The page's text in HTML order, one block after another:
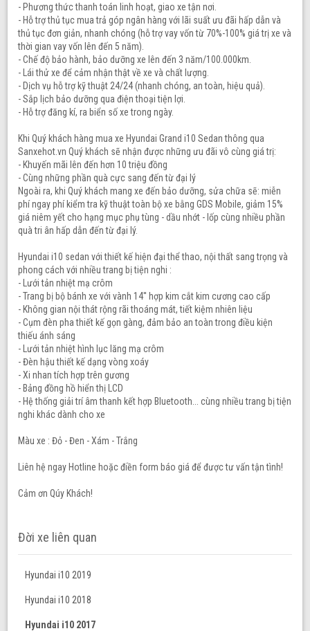
- Phương thức thanh toán linh hoạt, giao xe tận nơi.
- Hỗ trợ thủ tục mua trả góp ngân hàng với lãi suất ưu đãi hấp dẫn và
thủ tục đơn giản, nhanh chóng (hỗ trợ vay vốn từ 70%-100% giá trị xe và
thời gian vay vốn lên đến 5 năm).
- Chế độ bảo hành, bảo dưỡng xe lên đến 3 năm/100.000km.
- Lái thử xe để cảm nhận thật về xe và chất lượng.
- Dịch vụ hỗ trợ kỹ thuật 24/24 (nhanh chóng, an toàn, hiệu quả).
- Sắp lịch bảo dưỡng qua điện thoại tiện lợi.
- Hỗ trợ đăng kí, ra biển số xe trong ngày.
Khi Quý khách hàng mua xe Hyundai Grand i10 Sedan thông qua
Sanxehot.vn Quý khách sẽ nhận được những ưu đãi vô cùng giá trị:
- Khuyến mãi lên đến hơn 10 triệu đồng
- Cùng những phần quà cực sang đến từ đại lý
Ngoài ra, khi Quý khách mang xe đến bảo dưỡng, sửa chữa sẽ: miễn
phí ngay phí kiểm tra kỹ thuật toàn bộ xe bằng GDS Mobile, giảm 15%
giá niêm yết cho hạng mục phụ tùng - dầu nhớt - lốp cùng nhiều phần
quà tri ân hấp dẫn đến từ đại lý.
Hyundai i10 sedan với thiết kế hiện đại thể thao, nội thất sang trọng và
phong cách với nhiều trang bị tiện nghi :
- Lưới tản nhiệt mạ crôm
- Trang bị bộ bánh xe với vành 14'' hợp kim cắt kim cương cao cấp
- Không gian nội thát rộng rãi thoáng mát, tiết kiệm nhiên liệu
- Cụm đèn pha thiết kế gọn gàng, đảm bảo an toàn trong điều kiện
thiếu ánh sáng
- Lưới tản nhiệt hình lục lăng mạ crôm
- Đèn hậu thiết kế dạng vòng xoáy
- Xi nhan tích hợp trên gương
- Bảng đồng hồ hiển thị LCD
- Hệ thống giải trí âm thanh kết hợp Bluetooth... cùng nhiều trang bị tiện
nghi khác dành cho xe
Màu xe : Đỏ - Đen - Xám - Trắng
Liên hệ ngay Hotline hoặc điền form báo giá để được tư vấn tận tình!
Cảm ơn Qúy Khách!
Đời xe liên quan
Hyundai i10 2019
Hyundai i10 2018
Hyundai i10 2017